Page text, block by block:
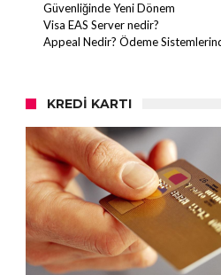
Güvenliğinde Yeni Dönem
Visa EAS Server nedir?
Appeal Nedir? Ödeme
KREDI KARTI